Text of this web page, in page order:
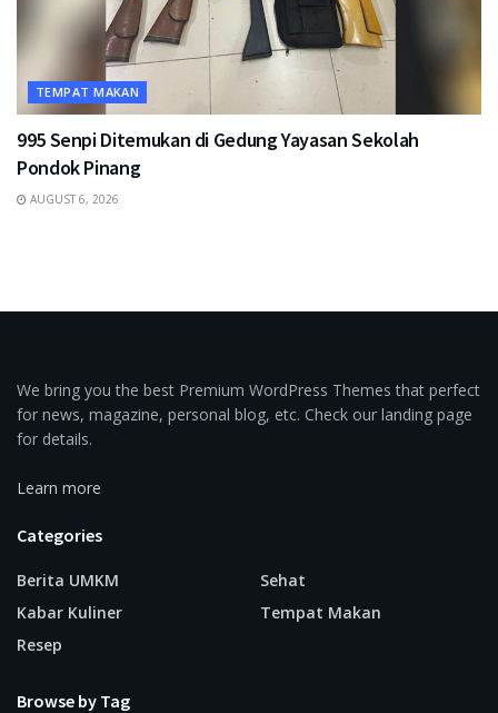
TEMPAT MAKAN
995 Senpi Ditemukan di Gedung Yayasan Sekolah
Pondok Pinang
AUGUST 6, 2026
We bring you the best Premium WordPress Themes that perfect
for news, magazine, personal blog, etc. Check our landing page
for details.
Learn more
Categories
Berita UMKM
Kabar Kuliner
Resep
Sehat
Tempat Makan
Browse by Tag